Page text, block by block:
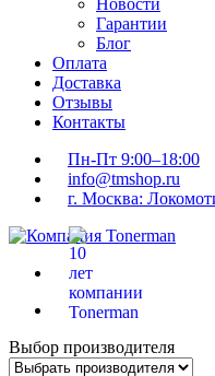
Новости
Гарантии
Блог
Оплата
Доставка
Отзывы
Контакты
Пн-Пт 9:00–18:00
info@tmshop.ru
г. Москва:
Выбор производителя